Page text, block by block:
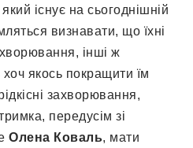
існує на сьогоднішній
визнавати, що їхні
інші ж
якось покращити їм
захворювання,
передусім зі
Олена Коваль, мати